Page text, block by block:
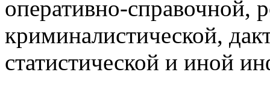
оперативно-справочной,
криминалистической,
статистической и иной